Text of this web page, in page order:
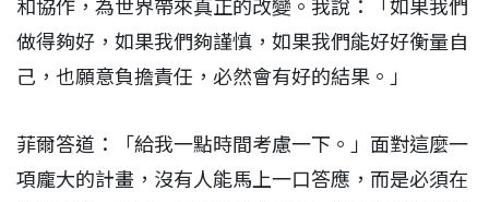
和協作，為世界帶來真正的改變。我說：「如果我們
做得夠好，如果我們夠謹慎，如果我們能好好衡量自
己，也願意負擔責任，必然會有好的結果。」
菲爾答道：「給我一點時間考慮一下。」面對這麼一
項龐大的計畫，沒有人能馬上一口答應，而是必須在